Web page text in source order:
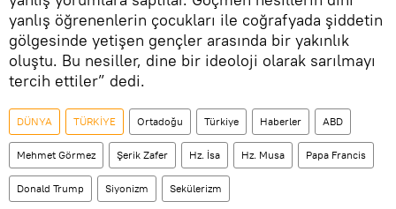
yanlış öğrenenlerin çocukları ile coğrafyada şiddetin
gölgesinde yetişen gençler arasında bir yakınlık
oluştu. Bu nesiller, dine bir ideoloji olarak sarılmayı
tercih ettiler” dedi.
DÜNYA TÜRKİYE Ortadoğu Türkiye Haberler ABD
Mehmet Görmez Şerik Zafer Hz. İsa Hz. Musa Papa Francis
Donald Trump Siyonizm Sekülerizm